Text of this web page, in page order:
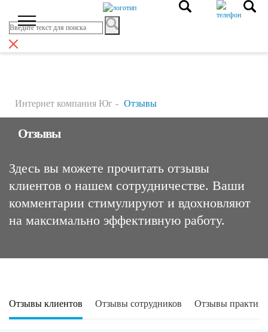
Интернет компания Юг Отзывы
Отзывы
Здесь вы можете прочитать отзывы
клиентов о нашем сотрудничестве. Ваши
комментарии стимулируют и вдохновляют
на максимально эффективную работу.
Отзывы клиентов Отзывы сотрудников Отзывы